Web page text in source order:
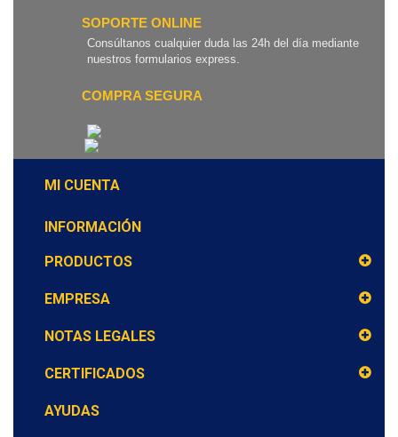
SOPORTE ONLINE
Consúltanos cualquier duda las 24h del día mediante
nuestros formularios express.
COMPRA SEGURA
MI CUENTA
INFORMACIÓN
PRODUCTOS
EMPRESA
NOTAS LEGALES
CERTIFICADOS
AYUDAS